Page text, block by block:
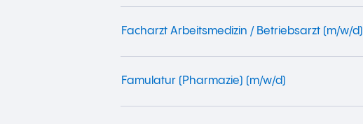
Facharzt Arbeitsmedizin / Betriebsarzt (m/w/d)
Famulatur (Pharmazie) (m/w/d)